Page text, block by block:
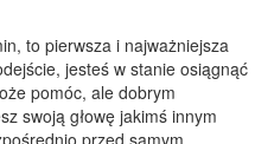
to pierwsza i najważniejsza
jesteś w stanie osiągnąć
pomóc, ale dobrym
swoją głowę jakimś innym
przed samym